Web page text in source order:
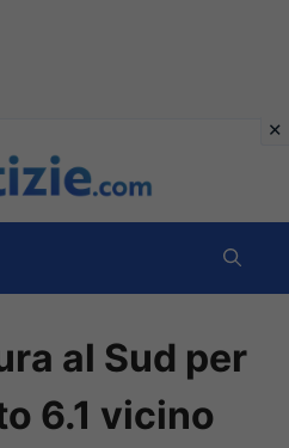
al Sud per
6.1 vicino